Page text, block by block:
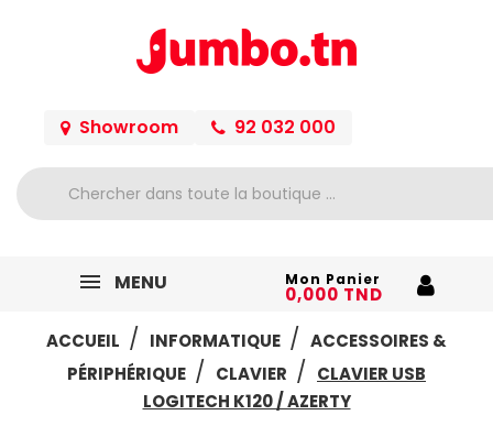
Showroom 92 032 000
MENU Mon Panier
0,000 TND
ACCUEIL
INFORMATIQUE
ACCESSOIRES &
PÉRIPHÉRIQUE
CLAVIER
CLAVIER USB
LOGITECH K120 / AZERTY